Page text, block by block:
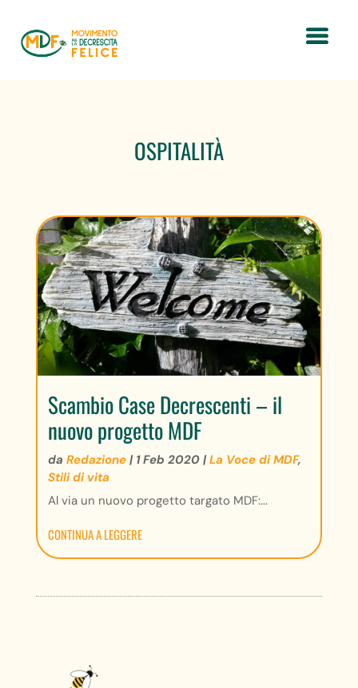
OSPITALITÀ
Scambio Case Decrescenti – il
nuovo progetto MDF
da Redazione| 1 Feb 2020|La Voce di MDF,
Stili di vita
Al via un nuovo progetto targato MDF:...
CONTINUA A LEGGERE